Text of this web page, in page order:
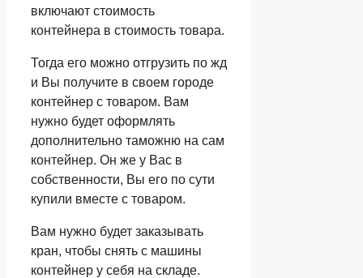
включают стоимость
контейнера в стоимость товара.
Тогда его можно отгрузить по жд
и Вы получите в своем городе
контейнер с товаром. Вам
нужно будет оформлять
дополнительно таможню на сам
контейнер. Он же у Вас в
собственности, Вы его по сути
купили вместе с товаром.
Вам нужно будет заказывать
кран, чтобы снять с машины
контейнер у себя на складе.